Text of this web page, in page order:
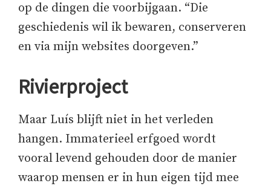
op de dingen die voorbijgaan. “Die
geschiedenis wil ik bewaren, conserveren
en via mijn websites doorgeven.”
Rivierproject
Maar Luís blijft niet in het verleden
hangen. Immaterieel erfgoed wordt
vooral levend gehouden door de manier
waarop mensen er in hun eigen tijd mee